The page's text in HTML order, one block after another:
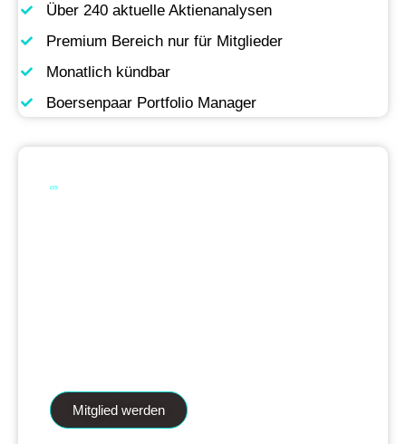
Über 240 aktuelle Aktienanalysen
Premium Bereich nur für Mitglieder
Monatlich kündbar
Boersenpaar Portfolio Manager
Mitglied werden